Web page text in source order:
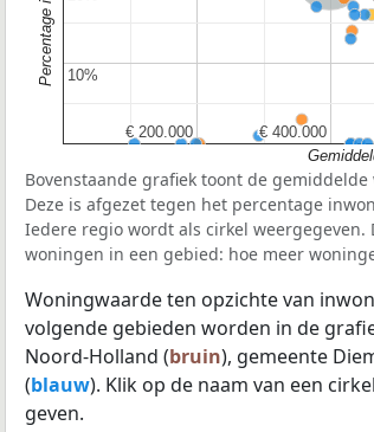
€ 200.000
€ 200.000 € 400.000
€ 400.000
10%
10%
Bovenstaande grafiek toont de
Deze is afgezet tegen het percentage
Iedere regio wordt als cirkel
woningen in een gebied: hoe meer
Woningwaarde ten opzichte van
volgende gebieden worden in de
Noord-Holland (bruin), gemeente
(blauw). Klik op de naam van een
geven.